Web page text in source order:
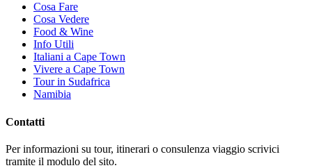
Cosa Fare
Cosa Vedere
Food & Wine
Info Utili
Italiani a Cape Town
Vivere a Cape Town
Tour in Sudafrica
Namibia
Contatti
Per informazioni su tour, itinerari o consulenza viaggio scrivici
tramite il modulo del sito.